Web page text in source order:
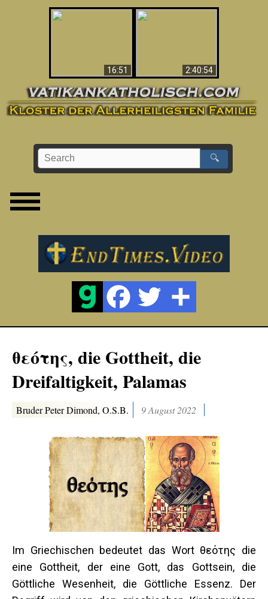
16:51
2:40:54
🔍
θεότης, die Gottheit, die
Dreifaltigkeit, Palamas
Bruder Peter Dimond, O.S.B. 9 August 2022
Im Griechischen bedeutet das Wort θεότης die
eine Gottheit, der eine Gott, das Gottsein, die
Göttliche Wesenheit, die Göttliche Essenz. Der